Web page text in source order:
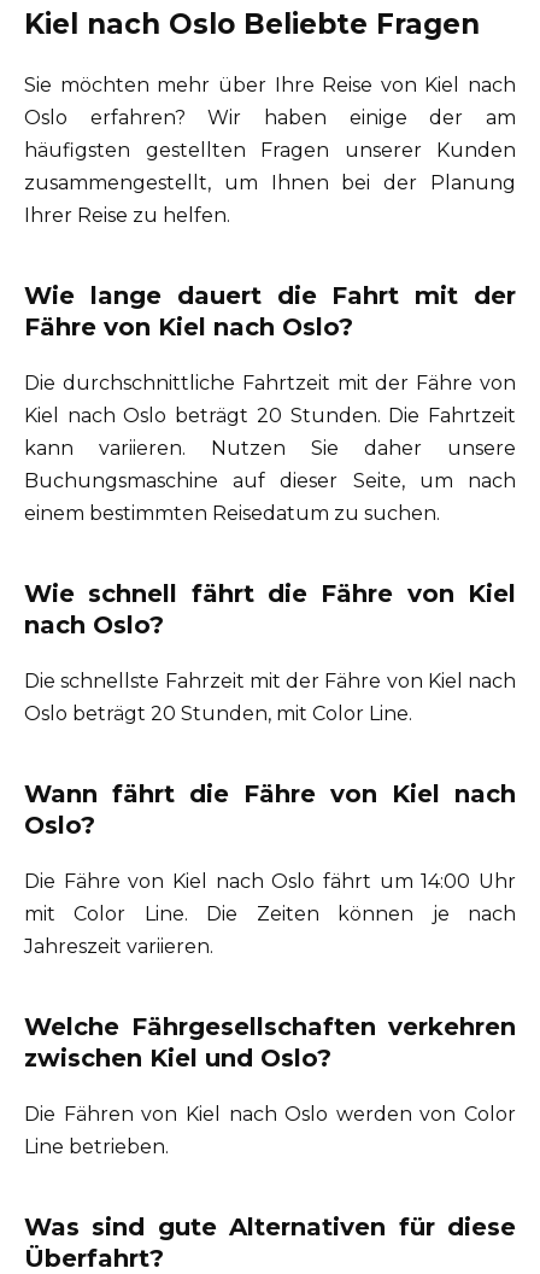
Kiel nach Oslo Beliebte Fragen
Sie möchten mehr über Ihre Reise von Kiel nach
Oslo erfahren? Wir haben einige der am
häufigsten gestellten Fragen unserer Kunden
zusammengestellt, um Ihnen bei der Planung
Ihrer Reise zu helfen.
Wie lange dauert die Fahrt mit der
Fähre von Kiel nach Oslo?
Die durchschnittliche Fahrtzeit mit der Fähre von
Kiel nach Oslo beträgt 20 Stunden. Die Fahrtzeit
kann variieren. Nutzen Sie daher unsere
Buchungsmaschine auf dieser Seite, um nach
einem bestimmten Reisedatum zu suchen.
Wie schnell fährt die Fähre von Kiel
nach Oslo?
Die schnellste Fahrzeit mit der Fähre von Kiel nach
Oslo beträgt 20 Stunden, mit Color Line.
Wann fährt die Fähre von Kiel nach
Oslo?
Die Fähre von Kiel nach Oslo fährt um 14:00 Uhr
mit Color Line. Die Zeiten können je nach
Jahreszeit variieren.
Welche Fährgesellschaften verkehren
zwischen Kiel und Oslo?
Die Fähren von Kiel nach Oslo werden von Color
Line betrieben.
Was sind gute Alternativen für diese
Überfahrt?